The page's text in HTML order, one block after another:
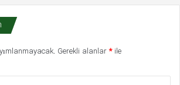
Gerekli alanlar*ile